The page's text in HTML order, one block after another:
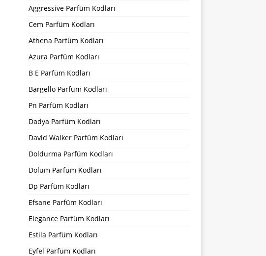
Aggressive Parfüm Kodları
Cem Parfüm Kodları
Athena Parfüm Kodları
Azura Parfüm Kodları
B E Parfüm Kodları
Bargello Parfüm Kodları
Pn Parfüm Kodları
Dadya Parfüm Kodları
David Walker Parfüm Kodları
Doldurma Parfüm Kodları
Dolum Parfüm Kodları
Dp Parfüm Kodları
Efsane Parfüm Kodları
Elegance Parfüm Kodları
Estila Parfüm Kodları
Eyfel Parfüm Kodları